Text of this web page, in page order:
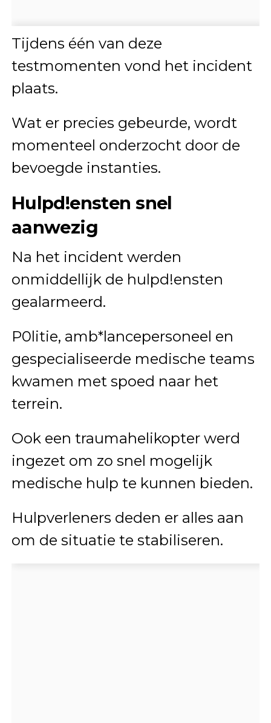
Tijdens één van deze
testmomenten vond het incident
plaats.
Wat er precies gebeurde, wordt
momenteel onderzocht door de
bevoegde instanties.
Hulpd!ensten snel
aanwezig
Na het incident werden
onmiddellijk de hulpd!ensten
gealarmeerd.
P0litie, amb*lancepersoneel en
gespecialiseerde medische teams
kwamen met spoed naar het
terrein.
Ook een traumahelikopter werd
ingezet om zo snel mogelijk
medische hulp te kunnen bieden.
Hulpverleners deden er alles aan
om de situatie te stabiliseren.